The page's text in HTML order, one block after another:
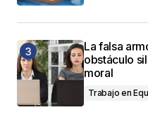
La falsa
obstáculo
moral
Trabajo en